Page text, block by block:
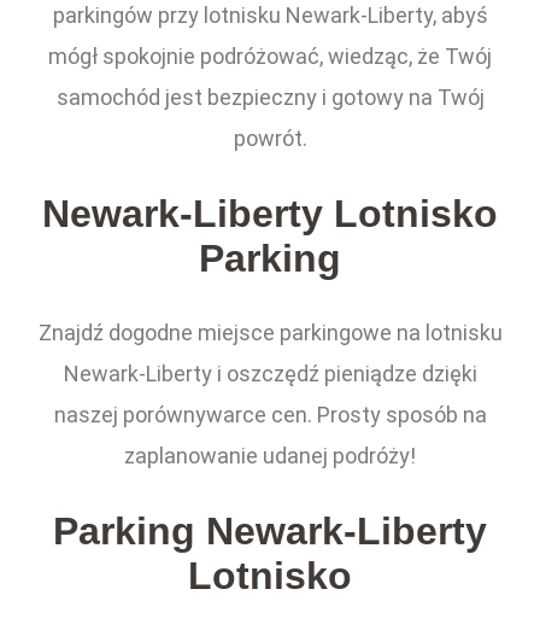
parkingów przy lotnisku Newark-Liberty, abyś
mógł spokojnie podróżować, wiedząc, że Twój
samochód jest bezpieczny i gotowy na Twój
powrót.
Newark-Liberty Lotnisko
Parking
Znajdź dogodne miejsce parkingowe na lotnisku
Newark-Liberty i oszczędź pieniądze dzięki
naszej porównywarce cen. Prosty sposób na
zaplanowanie udanej podróży!
Parking Newark-Liberty
Lotnisko